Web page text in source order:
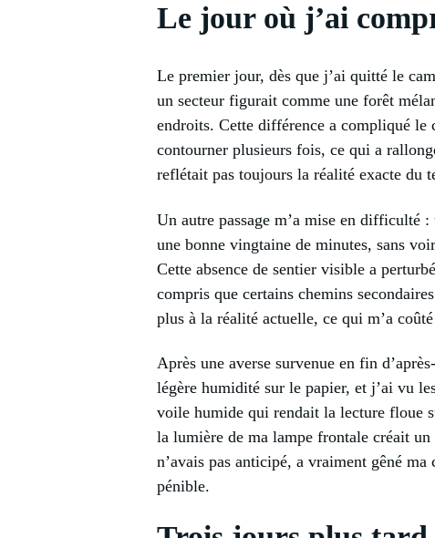
Le jour où j’ai
Le premier jour, dès que j’ai quitté le
un secteur figurait comme une forêt
endroits. Cette différence a compliqué le
contourner plusieurs fois, ce qui a
reflétait pas toujours la réalité exacte du
Un autre passage m’a mise en difficulté
une bonne vingtaine de minutes, sans
Cette absence de sentier visible a
compris que certains chemins
plus à la réalité actuelle, ce qui m’a
Après une averse survenue en fin
légère humidité sur le papier, et j’ai vu
voile humide qui rendait la lecture floue
la lumière de ma lampe frontale créait
n’avais pas anticipé, a vraiment gêné
pénible.